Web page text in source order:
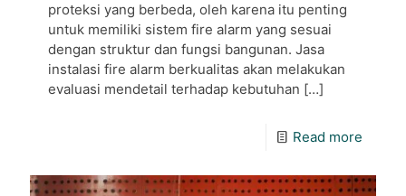
proteksi yang berbeda, oleh karena itu penting
untuk memiliki sistem fire alarm yang sesuai
dengan struktur dan fungsi bangunan. Jasa
instalasi fire alarm berkualitas akan melakukan
evaluasi mendetail terhadap kebutuhan […]
Read more